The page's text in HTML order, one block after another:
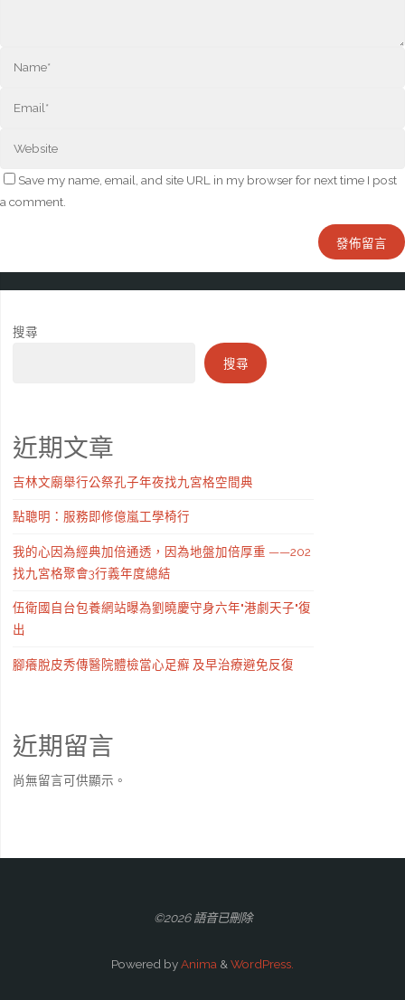
Save my name, email, and site URL in my browser for next time I post
a comment.
搜尋
搜尋
近期文章
吉林文廟舉行公祭孔子年夜找九宮格空間典
點聰明：服務即修億嵐工學椅行
我的心因為經典加倍通透，因為地盤加倍厚重 ——202
找九宮格聚會3行義年度總結
伍衛國自台包養網站曝為劉曉慶守身六年"港劇天子"復
出
腳癢脫皮秀傳醫院體檢當心足癬 及早治療避免反復
近期留言
尚無留言可供顯示。
©2026 語音已刪除
Powered byAnima & WordPress.